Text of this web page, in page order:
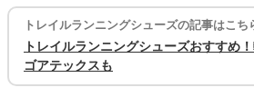
トレイルランニングシューズの記事はこち
トレイルランニングシューズおすすめ
ゴアテックスも